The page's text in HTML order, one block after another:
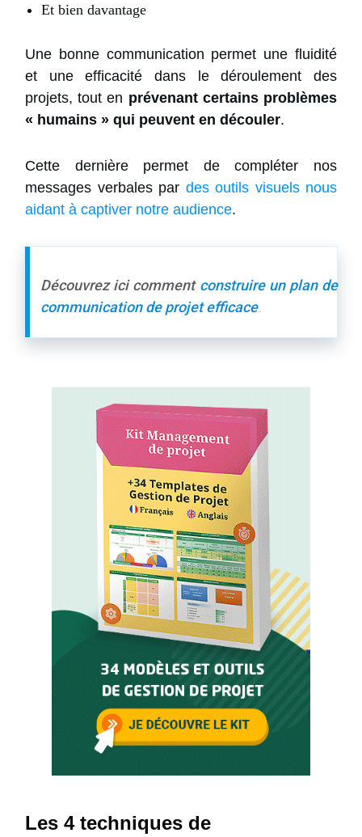
Et bien davantage
Une bonne communication permet une fluidité
et une efficacité dans le déroulement des
projets, tout en prévenant certains problèmes
« humains » qui peuvent en découler.
Cette dernière permet de compléter nos
messages verbales par des outils visuels nous
aidant à captiver notre audience.
Découvrez ici comment construire un plan de
communication de projet efficace.
Les 4 techniques de